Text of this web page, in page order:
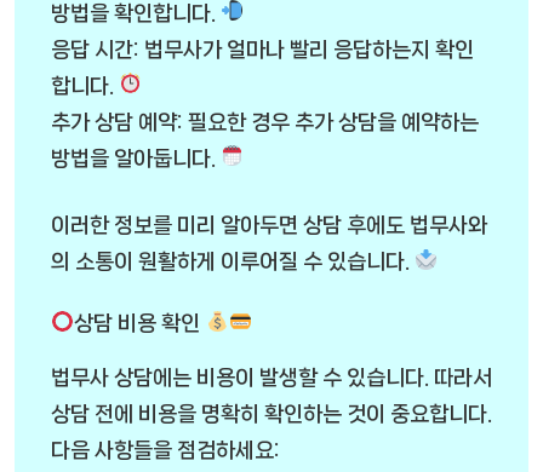
방법을 확인합니다.
응답 시간: 법무사가 얼마나 빨리 응답하는지 확인
합니다.
추가 상담 예약: 필요한 경우 추가 상담을 예약하는
방법을 알아둡니다.
이러한 정보를 미리 알아두면 상담 후에도 법무사와
의 소통이 원활하게 이루어질 수 있습니다.
상담 비용 확인
법무사 상담에는 비용이 발생할 수 있습니다. 따라서
상담 전에 비용을 명확히 확인하는 것이 중요합니다.
다음 사항들을 점검하세요: